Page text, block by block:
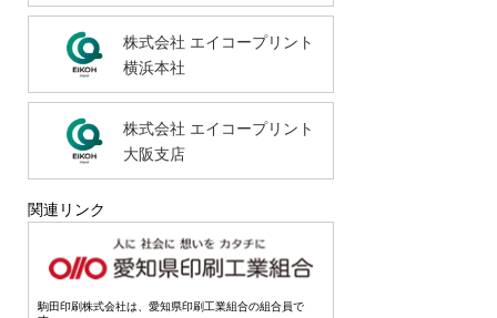
株式会社 エイコープリント
横浜本社
株式会社 エイコープリント
大阪支店
関連リンク
駒田印刷株式会社は、愛知県印刷工業組合の組合員で